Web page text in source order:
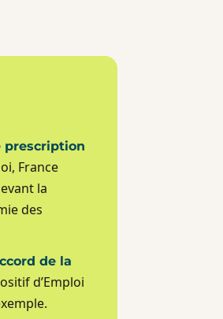
prescription
France
la
des
de la
d’Emploi